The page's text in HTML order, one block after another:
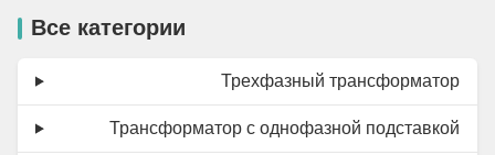
Все категории
Трехфазный трансформатор
Трансформатор с однофазной подставкой